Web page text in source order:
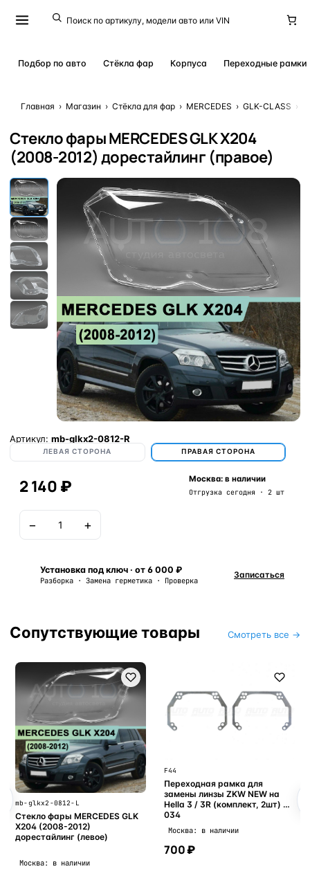
Подбор по авто Стёкла фар Корпуса Переходные рамки
Главная › Магазин › Стёкла для фар › MERCEDES › GLK-CLASS ›
Стекло фары MERCEDES GLK X204
(2008-2012) дорестайлинг (правое)
Артикул: mb-glkx2-0812-R
ЛЕВАЯ СТОРОНА ПРАВАЯ СТОРОНА
2 140 ₽ Москва: в наличии
Отгрузка сегодня · 2 шт
− +
Установка под ключ · от 6 000 ₽
Разборка · Замена герметика · Проверка
Записаться
Сопутствующие товары Смотреть все →
mb-glkx2-0812-L
Стекло фары MERCEDES GLK
X204 (2008-2012)
дорестайлинг (левое)
Москва: в наличии
F44
Переходная рамка для
замены линзы ZKW NEW на
Hella 3 / 3R (комплект, 2шт) R-
034
Москва: в наличии
700 ₽